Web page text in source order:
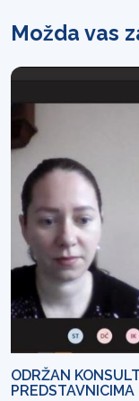
Možda vas
ODRŽAN